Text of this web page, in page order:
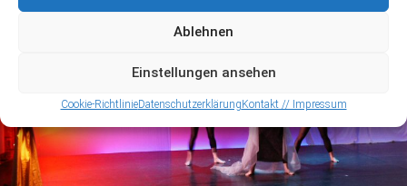
Ablehnen
Einstellungen ansehen
Cookie-RichtlinieDatenschutzerklärungKontakt // Impressum